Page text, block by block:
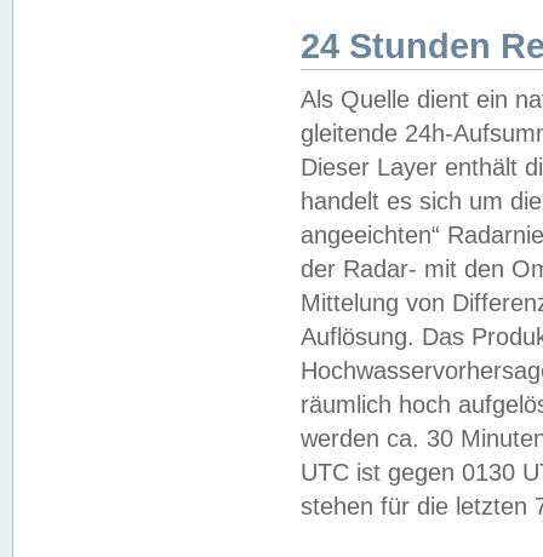
24 Stunden
Als Quelle dient ein
gleitende 24h-
Dieser Layer enthält
handelt es sich um
angeeichten“
der Radar- mit den
Mittelung von
Auflösung. Das
räumlich hoch
werden ca. 30
UTC ist gegen 0130
stehen für die letzten